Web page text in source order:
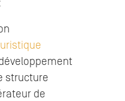
structure
de